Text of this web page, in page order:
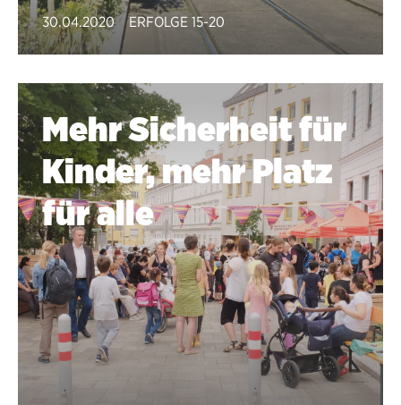
30.04.2020 ERFOLGE 15-20
Mehr Sicherheit für
Kinder, mehr Platz
für alle